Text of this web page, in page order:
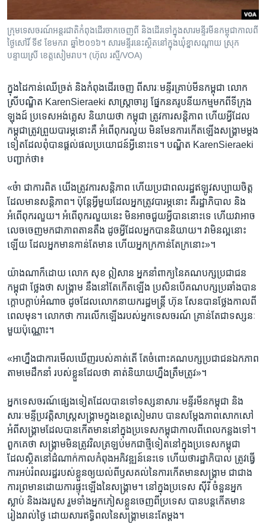
ក្រុម​ទេសចរណ៍​អន្តរជាតិ​កំពុង​ដើរ​ចាក​ចេញ​ពី​ និង​ដើរ​ទៅ​ក្នុង​សារមន្ទីរ​មីន​កម្ពុជា​កាល​ពី​
ថ្ងៃ​សៅរិ៍​ ទី៩ ខែមករា ឆ្នាំ​២០១៦។​ សារមន្ទីរ​នេះ​ស្ថិត​នៅ​ក្នុង​ឃុំ​ខ្នាសណ្តាយ​ ស្រុក​
បន្ទាយ​ស្រី​ ខេត្ត​សៀមរាប។ (ហ៊ុល រស្មី​/VOA)
ក្នុង​ដៃ​កាន់​ឈើ​ច្រត់​ និង​កំពុង​ដើរ​ចេញ​ ពី​សារៈ​មន្ទីរ​គ្រាប់​មីន​កម្ពុជា លោក​
ស្រី​បណ្ឌិត​ KarenSieraeki សាស្ត្រា​ចារ្យ​ ផ្នែក​នគ​រូបនីយកម្ម​មក​ពី​ទីក្រុង​
ឡុងដ៍​ ប្រទេស​អង់គ្លេស​ និយាយថា​ កម្ពុជា​ ត្រូវការ​សន្តិភាព​ ហើយអ្វី​ដែល​
កម្ពុជាត្រូវ​ព្រួយ​បារម្ភ​នោះ​គឺ​ អំពើ​ពុករលួយ​ មិនមែន​ការ​កើត​ឡើង​សង្គ្រាម​ម្តង​
ទៀត​ដែល​ពុំបាន​ផ្តល់ផល​ប្រយោជន៍​អ្វីនោះទេ។​ បណ្ឌិត KarenSieraeki
បញ្ជាក់​ថា៖​
«ច៎ា​ ជា​ការ​ពិត​ យើង​ត្រូវការ​សន្តិភាព​ ហើយ​ប្រជាពលរដ្ឋ​ឥឡូវ​សប្បាយ​ចិត្ត
ដែល​មាន​សន្តិភាព​។​ ប៉ុន្តែ​អ្វី​មួយ​ដែល​អ្នក​ត្រូវ​បារម្ភ​នោះ​ គឺ​រដ្ឋាភិបាល​ និង​
អំពើ​ពុក​រលួយ។​ អំពើពុករលួយ​នេះ​ ​មិន​អាច​ជួយ​អ្វី​បាននោះទេ​ ហើយ​វា​អាច​
លេច​ចេញ​មក​ជា​ភាពតាន​តឹង​ ​ដូច​អ្វីដែល​អ្នក​បាន​និយាយ។​ វាមិន​ល្អនោះ​
ឡើយ ដែល​អ្នក​មាន​កាន់​តែ​មាន​ ហើយ​អ្នក​ក្រ​កាន់​តែ​ក្រ​នោះ»។
យ៉ាងណា​ក៏ដោយ ​លោក​ សុខ ឦសាន​ អ្នក​នាំពាក្យ​នៃ​គណបក្ស​ប្រជា​ជន​
កម្ពុជា​ ថ្លែង​ថា​ សង្គ្រាម​ នឹង​នៅ​តែកើត​ឡើង​ ប្រសិន​បើ​គណបក្ស​ប្រឆាំង​បាន​
ក្តោប​ក្តាប់​អំណាច​ ​ដូច​ដែលលោក​នាយក​រដ្ឋ​មន្ត្រី ហ៊ុន សែនបាន​ថ្លែង​កាល​ពី​
ពេលមុន​។​ លោក​ថា​ ការ​លើកឡើង​របស់​អ្នកទេសចរណ៍​ គ្រាន់​តែ​ជា​ទស្សនៈ​
មួយប៉ុណ្ណោះ។
«អាហ្នឹង​ជាការ​មើល​ឃើញ​របស់​គាត់​តើ​ តែ​ចំពោះ​គណបក្ស​ប្រជាជន​ឯក​ភាព​
តាម​មេដឹកនាំ​ របស់​ខ្លួន​ដែល​ថា គាត់​និយាយ​ហ្នឹង​ត្រឹម​ត្រូវ»។​ ​
អ្នក​ទេសចរណ៍​ផ្សេង​ទៀត​ដែល​បាន​ទៅ​ទស្សនា​សារៈមន្ទីរមីន​កម្ពុជា​ និង​
សារៈ​មន្ទី​ប្រវត្តិសាស្ត្រ​សង្គ្រាមក្នុង​ខេត្ត​សៀម​រាប​ បាន​សម្តែង​ភាព​សោក​សៅ​
អំពី​សង្គ្រាម​ដែល​បាន​កើត​មាន​នៅ​ក្នុង​ប្រទេសកម្ពុជា​កាល​ពី​ពេល​កន្លង​ទៅ​។​
ពួក​គេ​ថា​ សង្គ្រាម​មិនត្រូវ​វិល​ត្រឡប់​មក​ជាថ្មី​ទៀត​នៅ​ក្នុង​ប្រទេស​កម្ពុជា​
ដែល​ស្ថិត​នៅ​ដំណាក់​កាល​កំពុង​អភិវឌ្ឍន៍​នេះ​ទេ​ ហើយ​ថា​រដ្ឋាភិបាល​ ត្រូវ​ធ្វើ​
ការ​អប់​រំ​ពលរដ្ឋ​របស់​ខ្លួន​ឲ្យ​យល់​ពី​ឫស​គល់​នៃ​ការ​កើត​មាន​សង្គ្រាម​ ជា​ជាង​
ការ​ព្រមាន​ដោយ​ការ​ផ្ទុះ​ឡើង​នៃសង្គ្រាម។​ នៅ​ក្នុង​ប្រទេស​ ស៊ីរី​ ចំនួន​អ្នក​
ស្លាប់​ និង​រងរបួស​ រួមទាំង​អ្នក​ភៀស​ខ្លួន​ចេញពី​ប្រទេស បាន​បន្ត​កើត​មាន​
រៀងរាល់​ថ្ងៃ​ ដោយ​សារ​ឥទ្ធិពល​នៃ​សង្គ្រាម​នេះ​តែម្តង។​